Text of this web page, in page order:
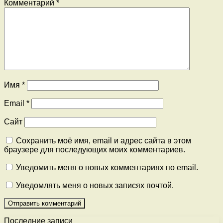
Комментарий *
Имя *
Email *
Сайт
Сохранить моё имя, email и адрес сайта в этом
браузере для последующих моих комментариев.
Уведомить меня о новых комментариях по email.
Уведомлять меня о новых записях почтой.
Последние записи